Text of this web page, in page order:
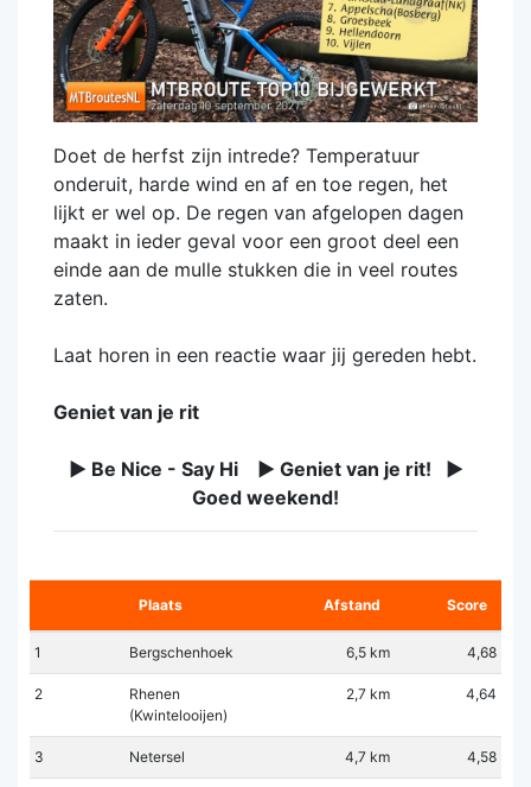
Doet de herfst zijn intrede? Temperatuur
onderuit, harde wind en af en toe regen, het
lijkt er wel op. De regen van afgelopen dagen
maakt in ieder geval voor een groot deel een
einde aan de mulle stukken die in veel routes
zaten.
Laat horen in een reactie waar jij gereden hebt.
Geniet van je rit
► Be Nice - Say Hi ► Geniet van je rit! ►
Goed weekend!
Plaats Afstand Score
1 Bergschenhoek 6,5 km 4,68
2
Rhenen
(Kwintelooijen)
2,7 km 4,64
3 Netersel 4,7 km 4,58